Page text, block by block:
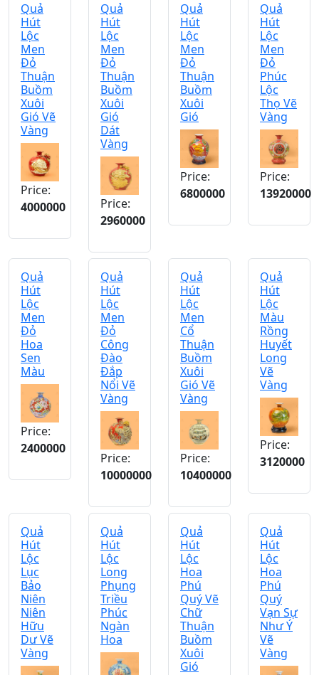
Quả
Hút
Lộc
Men
Đỏ
Thuận
Buồm
Xuôi
Gió Vẽ
Vàng
Price:
4000000
Quả
Hút
Lộc
Men
Đỏ
Thuận
Buồm
Xuôi
Gió
Dát
Vàng
Price:
2960000
Quả
Hút
Lộc
Men
Đỏ
Thuận
Buồm
Xuôi
Gió
Price:
6800000
Quả
Hút
Lộc
Men
Đỏ
Phúc
Lộc
Thọ Vẽ
Vàng
Price:
13920000
Quả
Hút
Lộc
Men
Đỏ
Hoa
Sen
Màu
Price:
2400000
Quả
Hút
Lộc
Men
Đỏ
Công
Đào
Đắp
Nổi Vẽ
Vàng
Price:
10000000
Quả
Hút
Lộc
Men
Cổ
Thuận
Buồm
Xuôi
Gió Vẽ
Vàng
Price:
10400000
Quả
Hút
Lộc
Màu
Rồng
Huyết
Long
Vẽ
Vàng
Price:
3120000
Quả
Hút
Lộc
Lục
Bảo
Niên
Niên
Hữu
Dư Vẽ
Vàng
Quả
Hút
Lộc
Long
Phụng
Triều
Phúc
Ngàn
Hoa
Quả
Hút
Lộc
Hoa
Phú
Quý Vẽ
Chữ
Thuận
Buồm
Xuôi
Gió
Quả
Hút
Lộc
Hoa
Phú
Quý
Vạn Sự
Như Ý
Vẽ
Vàng